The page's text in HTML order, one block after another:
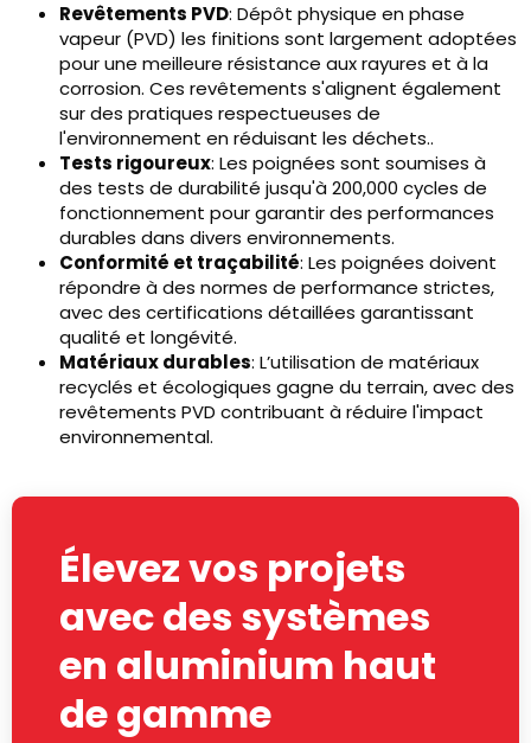
Revêtements PVD: Dépôt physique en phase
vapeur (PVD) les finitions sont largement adoptées
pour une meilleure résistance aux rayures et à la
corrosion. Ces revêtements s'alignent également
sur des pratiques respectueuses de
l'environnement en réduisant les déchets..
Tests rigoureux: Les poignées sont soumises à
des tests de durabilité jusqu'à 200,000 cycles de
fonctionnement pour garantir des performances
durables dans divers environnements.
Conformité et traçabilité: Les poignées doivent
répondre à des normes de performance strictes,
avec des certifications détaillées garantissant
qualité et longévité.
Matériaux durables: L’utilisation de matériaux
recyclés et écologiques gagne du terrain, avec des
revêtements PVD contribuant à réduire l'impact
environnemental.
Élevez vos projets
avec des systèmes
en aluminium haut
de gamme